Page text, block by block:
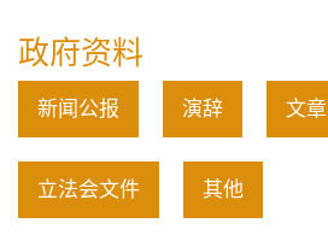
政府资料
新闻公报 演辞 文章
立法会文件 其他